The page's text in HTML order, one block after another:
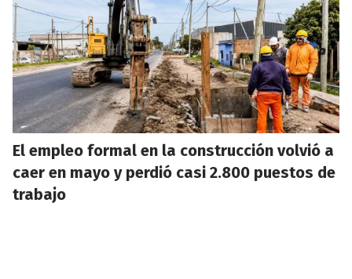
El empleo formal en la construcción volvió a
caer en mayo y perdió casi 2.800 puestos de
trabajo